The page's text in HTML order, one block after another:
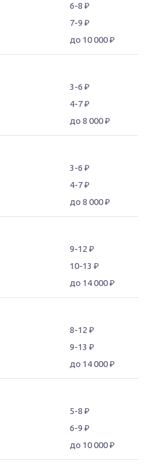
6-8 ₽
7-9 ₽
до 10 000 ₽
3-6 ₽
4-7 ₽
до 8 000 ₽
3-6 ₽
4-7 ₽
до 8 000 ₽
9-12 ₽
10-13 ₽
до 14 000 ₽
8-12 ₽
9-13 ₽
до 14 000 ₽
5-8 ₽
6-9 ₽
до 10 000 ₽